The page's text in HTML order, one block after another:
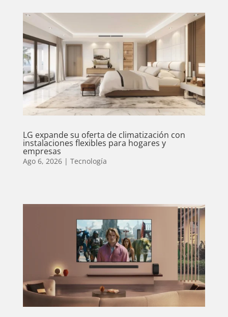
LG expande su oferta de climatización con
instalaciones flexibles para hogares y
empresas
Ago 6, 2026| Tecnología